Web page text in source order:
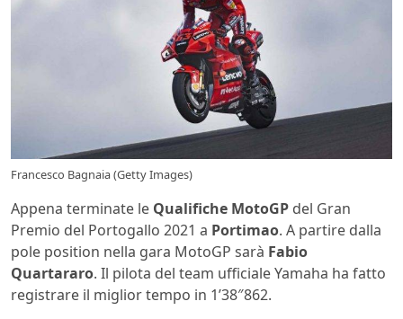
Francesco Bagnaia (Getty Images)
Appena terminate le Qualifiche MotoGP del Gran
Premio del Portogallo 2021 a Portimao. A partire dalla
pole position nella gara MotoGP sarà Fabio
Quartararo. Il pilota del team ufficiale Yamaha ha fatto
registrare il miglior tempo in 1’38″862.